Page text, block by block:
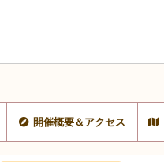
開催概要＆アクセス